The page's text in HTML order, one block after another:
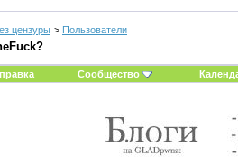
цензуры > Пользователи
Сообщество